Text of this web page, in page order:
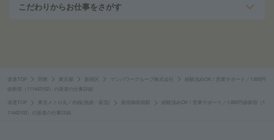
こだわりからお仕事をさがす
派遣TOP 関東 東京都 新宿区 マンパワーグループ株式会社
経験浅めOK！営業サポート／1,850円
@新宿（111442102）の派遣の仕事詳細
派遣TOP 東京メトロ丸ノ内線(池袋－荻窪) 新宿御苑前駅
経験浅めOK！営業サポート／1,850円@新宿（1
11442102）の派遣の仕事詳細